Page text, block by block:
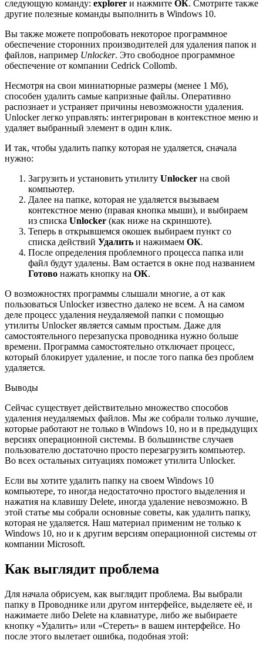
следующую команду: explorer и нажмите ОК. Смотрите также
другие полезные команды выполнить в Windows 10.
Вы также можете попробовать некоторое программное
обеспечение сторонних производителей для удаления папок и
файлов, например Unlocker. Это свободное программное
обеспечение от компании Cedrick Collomb.
Несмотря на свои миниатюрные размеры (менее 1 Мб),
способен удалить самые капризные файлы. Оперативно
распознает и устраняет причины невозможности удаления.
Unlocker легко управлять: интегрирован в контекстное меню и
удаляет выбранный элемент в один клик.
И так, чтобы удалить папку которая не удаляется, сначала
нужно:
Загрузить и установить утилиту Unlocker на свой
компьютер.
Далее на папке, которая не удаляется вызываем
контекстное меню (правая кнопка мыши), и выбираем
из списка Unlocker (как ниже на скриншоте).
Теперь в открывшемся окошек выбираем пункт со
списка действий Удалить и нажимаем ОК.
После определения проблемного процесса папка или
файл будут удалены. Вам остается в окне под названием
Готово нажать кнопку на ОК.
О возможностях программы слышали многие, а от как
пользоваться Unlocker известно далеко не всем. А на самом
деле процесс удаления неудаляемой папки с помощью
утилиты Unlocker является самым простым. Даже для
самостоятельного перезапуска проводника нужно больше
времени. Программа самостоятельно отключает процесс,
который блокирует удаление, и после того папка без проблем
удаляется.
Выводы
Сейчас существует действительно множество способов
удаления неудаляемых файлов. Мы же собрали только лучшие,
которые работают не только в Windows 10, но и в предыдущих
версиях операционной системы. В большинстве случаев
пользователю достаточно просто перезагрузить компьютер.
Во всех остальных ситуациях поможет утилита Unlocker.
Если вы хотите удалить папку на своем Windows 10
компьютере, то иногда недостаточно простого выделения и
нажатия на клавишу Delete, иногда удаление невозможно. В
этой статье мы собрали основные советы, как удалить папку,
которая не удаляется. Наш материал применим не только к
Windows 10, но и к другим версиям операционной системы от
компании Microsoft.
Как выглядит проблема
Для начала обрисуем, как выглядит проблема. Вы выбрали
папку в Проводнике или другом интерфейсе, выделяете её, и
нажимаете либо Delete на клавиатуре, либо же выбираете
кнопку «Удалить» или «Стереть» в вашем интерфейсе. Но
после этого вылетает ошибка, подобная этой: